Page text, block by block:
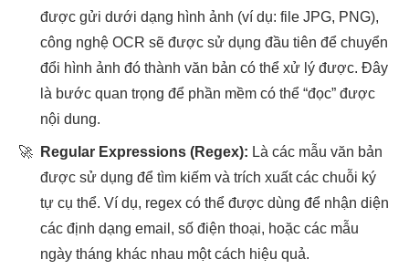
được gửi dưới dạng hình ảnh (ví dụ: file JPG, PNG),
công nghệ OCR sẽ được sử dụng đầu tiên để chuyển
đổi hình ảnh đó thành văn bản có thể xử lý được. Đây
là bước quan trọng để phần mềm có thể “đọc” được
nội dung.
🚀 Regular Expressions (Regex): Là các mẫu văn bản
được sử dụng để tìm kiếm và trích xuất các chuỗi ký
tự cụ thể. Ví dụ, regex có thể được dùng để nhận diện
các định dạng email, số điện thoại, hoặc các mẫu
ngày tháng khác nhau một cách hiệu quả.